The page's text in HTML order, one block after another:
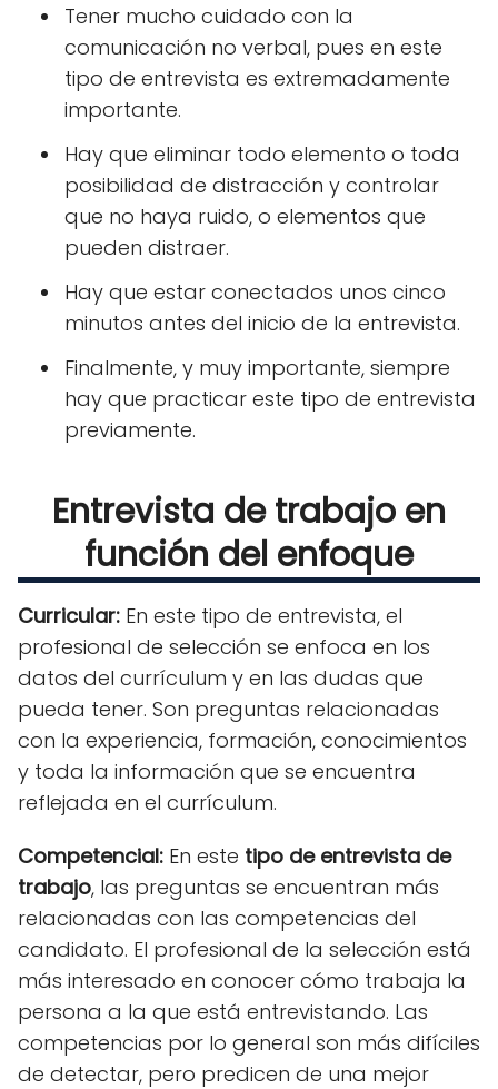
Tener mucho cuidado con la
comunicación no verbal, pues en este
tipo de entrevista es extremadamente
importante.
Hay que eliminar todo elemento o toda
posibilidad de distracción y controlar
que no haya ruido, o elementos que
pueden distraer.
Hay que estar conectados unos cinco
minutos antes del inicio de la entrevista.
Finalmente, y muy importante, siempre
hay que practicar este tipo de entrevista
previamente.
Entrevista de trabajo en
función del enfoque
Curricular: En este tipo de entrevista, el
profesional de selección se enfoca en los
datos del currículum y en las dudas que
pueda tener. Son preguntas relacionadas
con la experiencia, formación, conocimientos
y toda la información que se encuentra
reflejada en el currículum.
Competencial: En este tipo de entrevista de
trabajo, las preguntas se encuentran más
relacionadas con las competencias del
candidato. El profesional de la selección está
más interesado en conocer cómo trabaja la
persona a la que está entrevistando. Las
competencias por lo general son más difíciles
de detectar, pero predicen de una mejor